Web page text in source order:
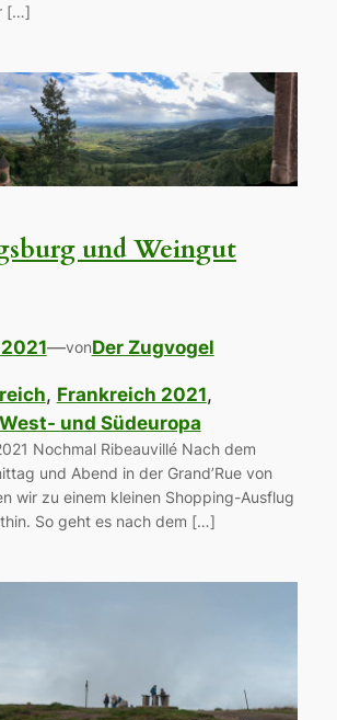
[…]
und Weingut
—vonDer Zugvogel
, Frankreich 2021
West- und Südeuropa
Nochmal Ribeauvillé Nach dem
und Abend in der Grand’Rue von
wir zu einem kleinen Shopping-Ausflug
So geht es nach dem […]